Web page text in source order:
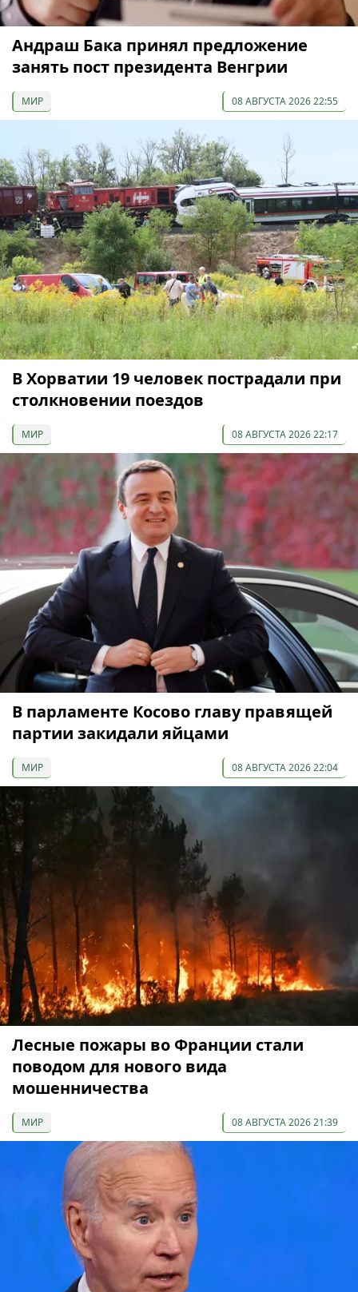
Андраш Бака принял предложение
занять пост президента Венгрии
МИР 08 АВГУСТА 2026 22:55
В Хорватии 19 человек пострадали при
столкновении поездов
МИР 08 АВГУСТА 2026 22:17
В парламенте Косово главу правящей
партии закидали яйцами
МИР 08 АВГУСТА 2026 22:04
Лесные пожары во Франции стали
поводом для нового вида
мошенничества
МИР 08 АВГУСТА 2026 21:39